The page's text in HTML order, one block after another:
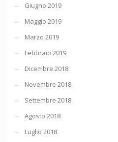
Giugno 2019
Maggio 2019
Marzo 2019
Febbraio 2019
Dicembre 2018
Novembre 2018
Settembre 2018
Agosto 2018
Luglio 2018